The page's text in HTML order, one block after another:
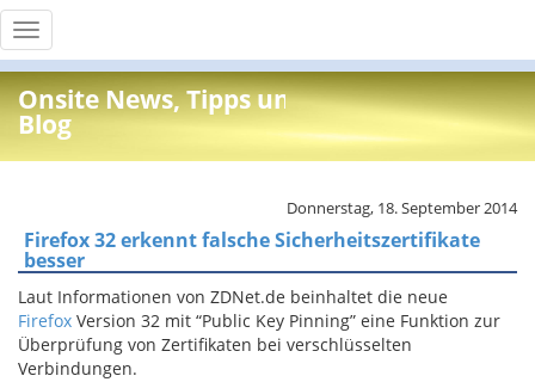
Toggle
navigation
Onsite News, Tipps und Info
Blog
Donnerstag, 18. September 2014
Firefox 32 erkennt falsche Sicherheitszertifikate
besser
Laut Informationen von ZDNet.de beinhaltet die neue
Firefox Version 32 mit “Public Key Pinning” eine Funktion zur
Überprüfung von Zertifikaten bei verschlüsselten
Verbindungen.